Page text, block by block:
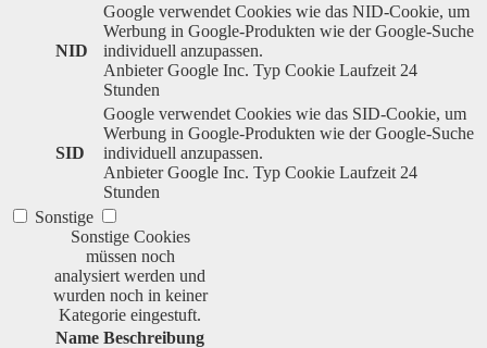
NID
Google verwendet Cookies wie das NID-Cookie, um
Werbung in Google-Produkten wie der Google-Suche
individuell anzupassen.
Anbieter Google Inc. Typ Cookie Laufzeit 24
Stunden
SID
Google verwendet Cookies wie das SID-Cookie, um
Werbung in Google-Produkten wie der Google-Suche
individuell anzupassen.
Anbieter Google Inc. Typ Cookie Laufzeit 24
Stunden
Sonstige
Sonstige Cookies
müssen noch
analysiert werden und
wurden noch in keiner
Kategorie eingestuft.
Name Beschreibung